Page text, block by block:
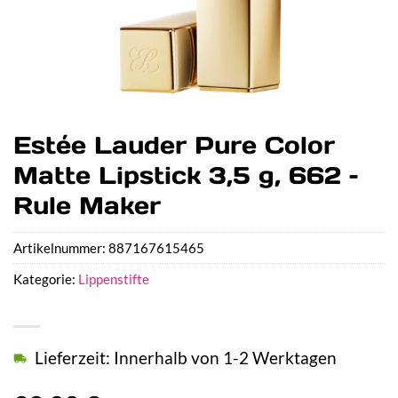
Estée Lauder Pure Color
Matte Lipstick 3,5 g, 662 –
Rule Maker
Lieferzeit: Innerhalb von 1-2 Werktagen
Artikelnummer: 887167615465
Kategorie: Lippenstifte